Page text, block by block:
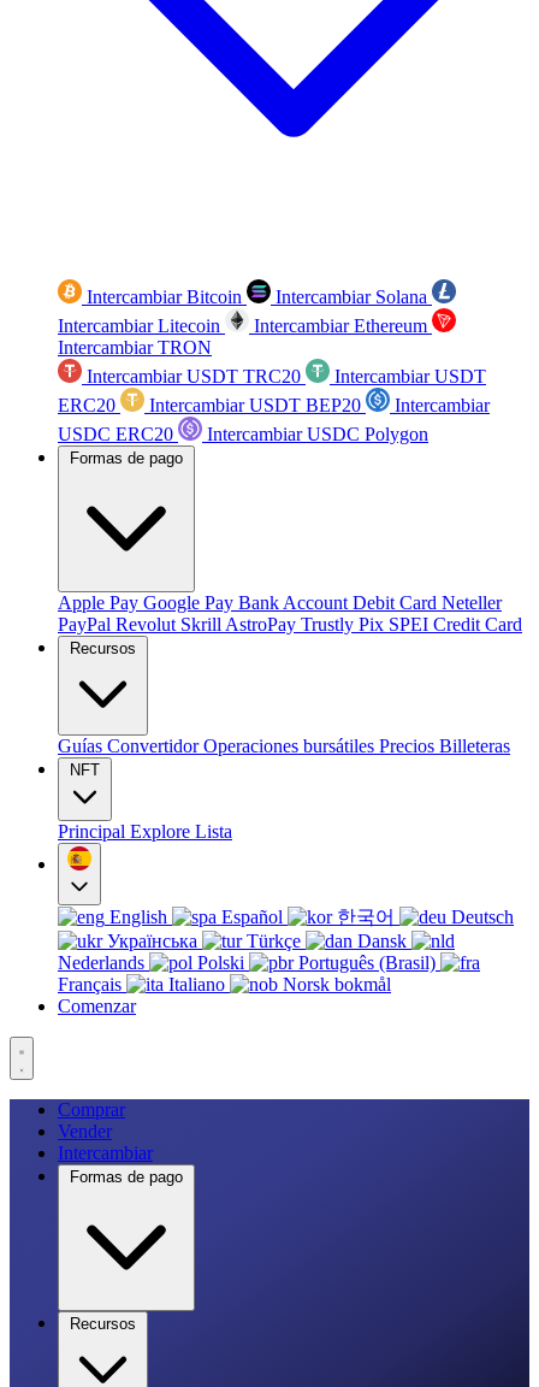
Intercambiar Bitcoin
Intercambiar Solana
Intercambiar Litecoin
Intercambiar Ethereum
Intercambiar TRON
Intercambiar USDT TRC20
Intercambiar USDT
ERC20
Intercambiar USDT BEP20
Intercambiar
USDC ERC20
Intercambiar USDC Polygon
Formas de pago
Apple Pay Google Pay Bank Account Debit Card Neteller
PayPal Revolut Skrill AstroPay Trustly Pix SPEI Credit Card
Recursos
Guías ConvertidorOperaciones bursátiles Precios Billeteras
NFT
Principal Explore Lista
English Español 한국어
Deutsch
Українська
Türkçe
Dansk
Nederlands
Polski
Português (Brasil)
Français
Italiano
Norsk bokmål
Comenzar
Comprar
Vender
Intercambiar
Formas de pago
Recursos